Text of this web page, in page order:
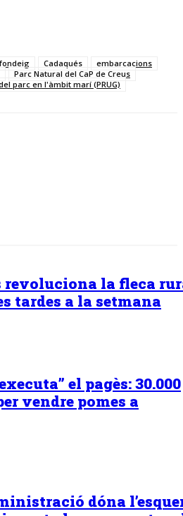
Cadaqués
embarcacions
Parc Natural del CaP de Creus
parc en l'àmbit marí (PRUG)
revoluciona la fleca
tardes a la setmana
el pagès: 30.000
vendre pomes a
dóna